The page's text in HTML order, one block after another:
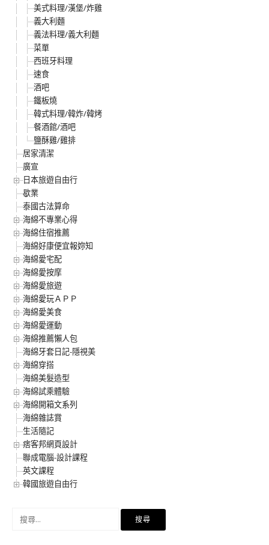
美式料理/漢堡/炸雞
義大利麵
義法料理/義大利麵
菜單
西班牙料理
速食
酒吧
鐵板燒
韓式料理/韓炸/韓烤
餐酒館/酒吧
鹽酥雞/雞排
居家清潔
廣宣
日本旅遊自由行
歇業
泰國古法算命
海綿不專業心得
海綿住宿推薦
海綿好康便宜報妳知
海綿愛宅配
海綿愛按摩
海綿愛旅遊
海綿愛玩ＡＰＰ
海綿愛美食
海綿愛運動
海綿推薦懶人包
海綿牙套日記-隱視美
海綿穿搭
海綿美髮造型
海綿試乘體驗
海綿開箱文系列
海綿雜誌賞
生活隨記
痞客邦網頁設計
聯成電腦-設計課程
英文課程
韓國旅遊自由行